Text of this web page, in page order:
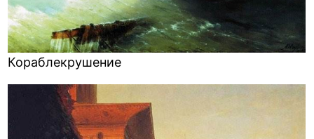
Кораблекрушение